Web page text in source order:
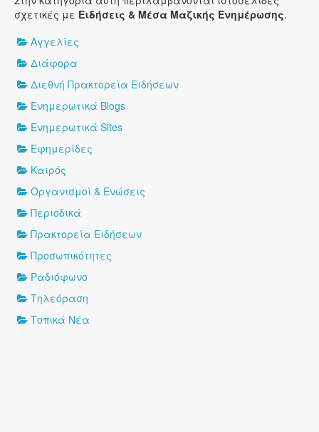
σχετικές με Ειδήσεις & Μέσα Μαζικής Ενημέρωσης.
Αγγελίες
Διάφορα
Διεθνή Πρακτορεία Ειδήσεων
Ενημερωτικά Blogs
Ενημερωτικά Sites
Εφημερίδες
Καιρός
Οργανισμοί & Ενώσεις
Περιοδικά
Πρακτορεία Ειδήσεων
Προσωπικότητες
Ραδιόφωνο
Τηλεόραση
Τοπικά Νέα